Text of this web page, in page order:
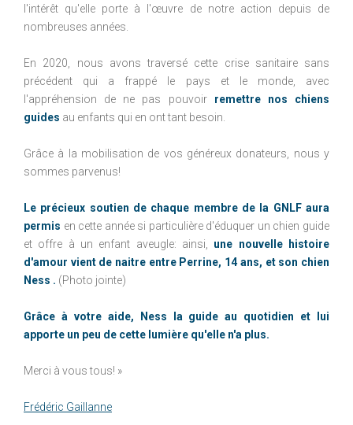
l'intérêt qu'elle porte à l'œuvre de notre action depuis de
nombreuses années.
En 2020, nous avons traversé cette crise sanitaire sans
précédent qui a frappé le pays et le monde, avec
l'appréhension de ne pas pouvoir remettre nos chiens
guides au enfants qui en ont tant besoin.
Grâce à la mobilisation de vos généreux donateurs, nous y
sommes parvenus!
Le précieux soutien de chaque membre de la GNLF aura
permis en cette année si particulière d'éduquer un chien guide
et offre à un enfant aveugle: ainsi, une nouvelle histoire
d'amour vient de naitre entre Perrine, 14 ans, et son chien
Ness . (Photo jointe)
Grâce à votre aide, Ness la guide au quotidien et lui
apporte un peu de cette lumière qu'elle n'a plus.
Merci à vous tous! »
Frédéric Gaillanne